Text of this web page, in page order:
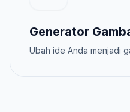
Generator
Ubah ide Anda menjadi